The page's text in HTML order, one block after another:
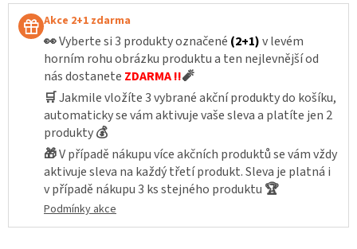
Akce 2+1 zdarma
👀Vyberte si 3 produkty označené (2+1)v levém
horním rohu obrázku produktu a ten nejlevnější od
nás dostanete ZDARMA !!🧨
🛒Jakmile vložíte 3 vybrané akční produkty do košíku,
automaticky se vám aktivuje vaše sleva a platíte jen 2
produkty💰
🎁V případě nákupu více akčních produktů se vám vždy
aktivuje sleva na každý třetí produkt. Sleva je platná i
v případě nákupu 3 ks stejného produktu 🏆
Podmínky akce